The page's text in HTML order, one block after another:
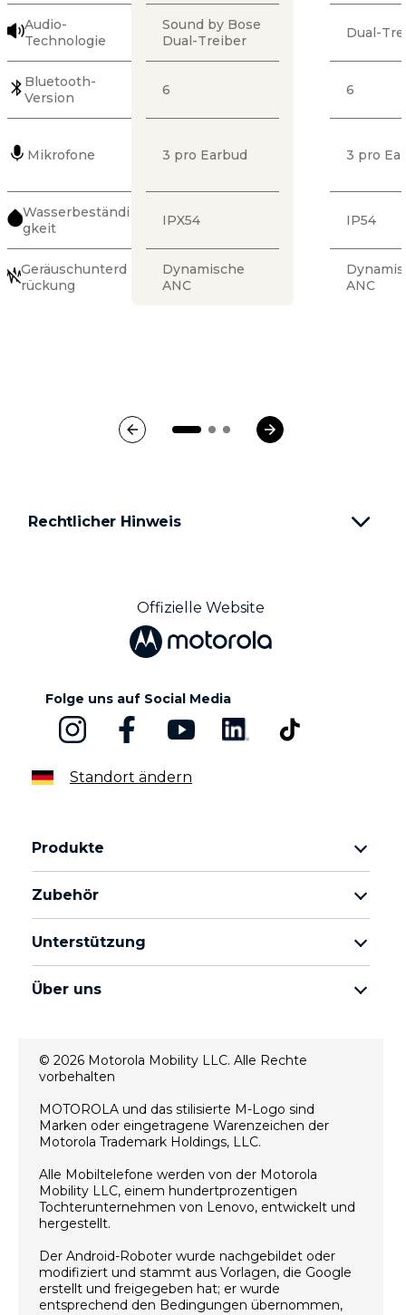
Audio-
Technologie
Bluetooth-
Version
Wasserbeständi
gkeit
Geräuschunterd
rückung
Sound by Bose
Dual-Treiber
Dynamische
ANC
ANC
Offizielle Website
Folge uns auf Social Media
Standort ändern
Produkte
moto g Familie
thinkphone by motorola
Zubehör
moto tag
Unterstützung
Meine Bestellungen
Kontakt
Reparaturstatus
Wiederherstellung und Smart-Assistent
motorola impressum
Über uns
Verkaufsbedingungen
Nutzungsbedingungen
Datenschutz
Innovation
Rekrutierung
Datenschutzrichtlinie für Produkte
© 2026 Motorola Mobility LLC. Alle Rechte
vorbehalten
MOTOROLA und das stilisierte M-Logo sind
Marken oder eingetragene Warenzeichen der
Motorola Trademark Holdings, LLC.
Alle Mobiltelefone werden von der Motorola
Mobility LLC, einem hundertprozentigen
Tochterunternehmen von Lenovo, entwickelt und
hergestellt.
Der Android-Roboter wurde nachgebildet oder
modifiziert und stammt aus Vorlagen, die Google
erstellt und freigegeben hat; er wurde
entsprechend den Bedingungen übernommen,